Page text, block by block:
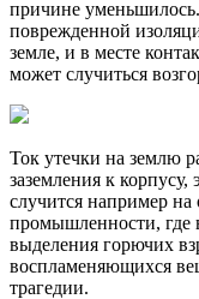
причине
поврежденной
земле, и в месте
может случиться
Ток утечки на землю
заземления к
случится например
промышленности, где
выделения горючих
воспламеняющихся
трагедии.